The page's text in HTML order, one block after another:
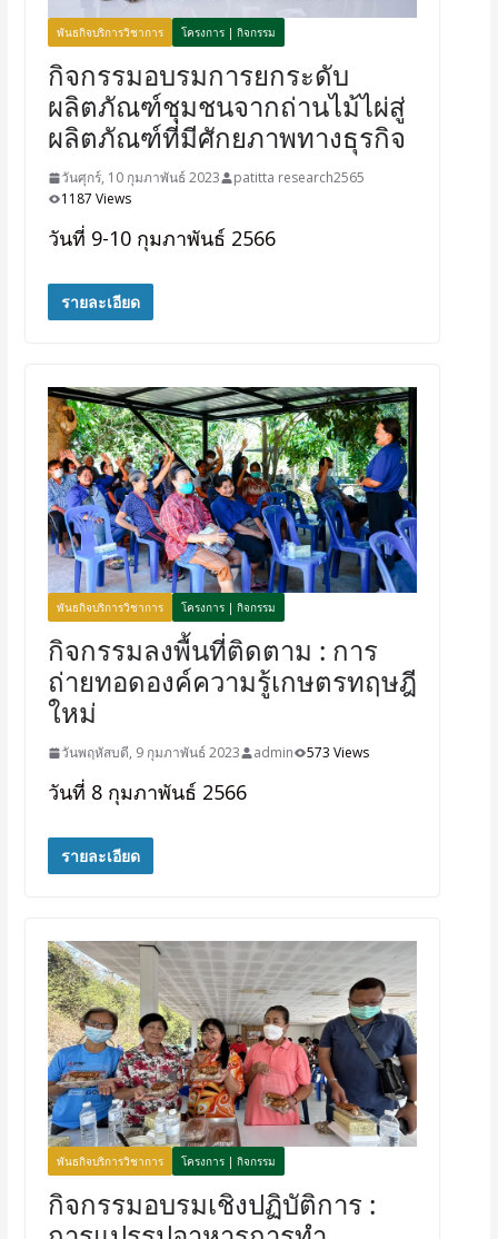
พันธกิจบริการวิชาการ โครงการ | กิจกรรม
กิจกรรมอบรมการยกระดับ
ผลิตภัณฑ์ชุมชนจากถ่านไม้ไผ่สู่
ผลิตภัณฑ์ที่มีศักยภาพทางธุรกิจ
วันศุกร์, 10 กุมภาพันธ์ 2023
patitta research2565
1187 Views
วันที่ 9-10 กุมภาพันธ์ 2566
รายละเอียด
พันธกิจบริการวิชาการ โครงการ | กิจกรรม
กิจกรรมลงพื้นที่ติดตาม : การ
ถ่ายทอดองค์ความรู้เกษตรทฤษฎี
ใหม่
วันพฤหัสบดี, 9 กุมภาพันธ์ 2023 admin 573 Views
วันที่ 8 กุมภาพันธ์ 2566
รายละเอียด
พันธกิจบริการวิชาการ โครงการ | กิจกรรม
กิจกรรมอบรมเชิงปฏิบัติการ :